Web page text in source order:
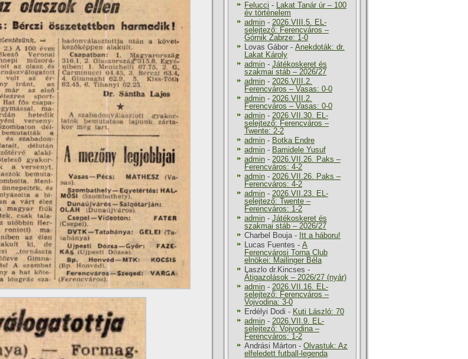
Felucci - Lakat Tanár úr – 100
év történelem
admin - 2026.VIII.5. EL-
selejtező: Ferencváros –
Górnik Zabrze: 1-0
Lovas Gábor - Anekdoták: dr.
Lakat Károly
admin - Játékoskeret és
szakmai stáb – 2026/27
admin - 2026.VIII.2.
Ferencváros – Vasas: 0-0
admin - 2026.VIII.2.
Ferencváros – Vasas: 0-0
admin - 2026.VII.30. EL-
selejtező: Ferencváros –
Twente: 2-2
admin - Botka Endre
admin - Bamidele Yusuf
admin - 2026.VII.26. Paks –
Ferencváros: 4-2
admin - 2026.VII.26. Paks –
Ferencváros: 4-2
admin - 2026.VII.23. EL-
selejtező: Twente –
Ferencváros: 1-2
admin - Játékoskeret és
szakmai stáb – 2026/27
Charbel Bouja- Itt a háboru!
Lucas Fuentes - A
Ferencvárosi Torna Club
elnökei: Mailinger Béla
Laszlo dr.Kincses -
Átigazolások – 2026/27 (nyár)
admin - 2026.VII.16. EL-
selejtező: Ferencváros –
Vojvodina: 3-0
Erdélyi Dodi - Kuti László: 70
admin - 2026.VII.9. EL-
selejtező: Vojvodina –
Ferencváros: 1-2
Andrási Márton - Olvastuk: Az
elfeledett futball-legenda